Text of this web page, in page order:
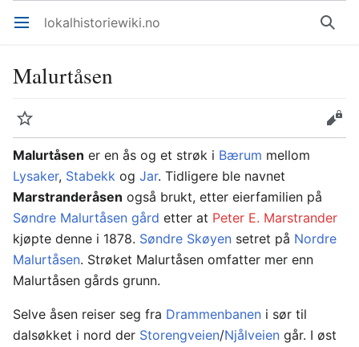
Åpne hovedmenyen lokalhistoriewiki.no Søk
Malurtåsen
Overvåk
Rediger
Malurtåsen er en ås og et strøk i Bærum mellom
Lysaker, Stabekk og Jar. Tidligere ble navnet
Marstranderåsen også brukt, etter eierfamilien på
Søndre Malurtåsen gård etter at Peter E. Marstrander
kjøpte denne i 1878. Søndre Skøyen setret på Nordre
Malurtåsen. Strøket Malurtåsen omfatter mer enn
Malurtåsen gårds grunn.
Selve åsen reiser seg fra Drammenbanen i sør til
dalsøkket i nord der Storengveien/Njålveien går. I øst